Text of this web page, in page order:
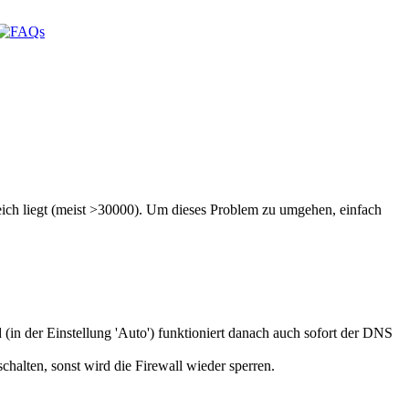
liegt (meist >30000). Um dieses Problem zu umgehen, einfach
der Einstellung 'Auto') funktioniert danach auch sofort der DNS
sonst wird die Firewall wieder sperren.